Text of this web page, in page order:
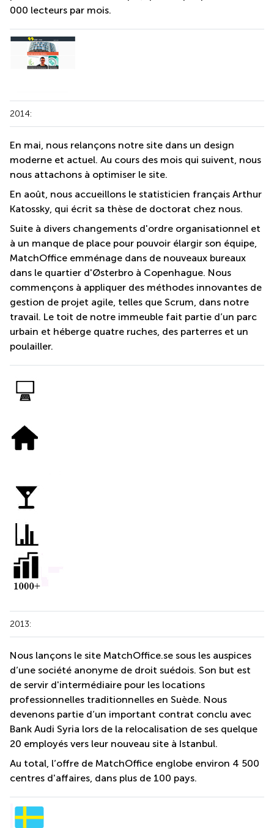
000 lecteurs par mois.
2014:
En mai, nous relançons notre site dans un design
moderne et actuel. Au cours des mois qui suivent, nous
nous attachons à optimiser le site.
En août, nous accueillons le statisticien français Arthur
Katossky, qui écrit sa thèse de doctorat chez nous.
Suite à divers changements d'ordre organisationnel et
à un manque de place pour pouvoir élargir son équipe,
MatchOffice emménage dans de nouveaux bureaux
dans le quartier d'Østerbro à Copenhague. Nous
commençons à appliquer des méthodes innovantes de
gestion de projet agile, telles que Scrum, dans notre
travail. Le toit de notre immeuble fait partie d’un parc
urbain et héberge quatre ruches, des parterres et un
poulailler.
2013:
Nous lançons le site MatchOffice.se sous les auspices
d’une société anonyme de droit suédois. Son but est
de servir d'intermédiaire pour les locations
professionnelles traditionnelles en Suède. Nous
devenons partie d’un important contrat conclu avec
Bank Audi Syria lors de la relocalisation de ses quelque
20 employés vers leur nouveau site à Istanbul.
Au total, l’offre de MatchOffice englobe environ 4 500
centres d'affaires, dans plus de 100 pays.